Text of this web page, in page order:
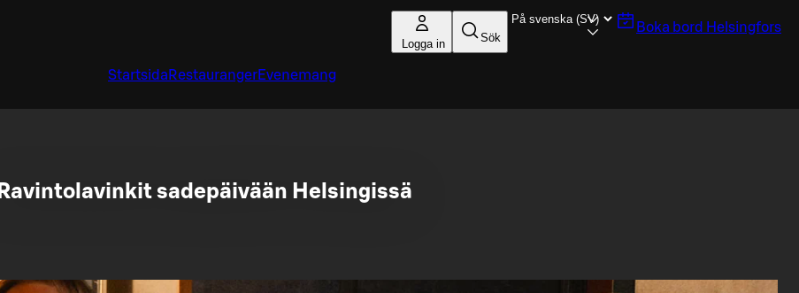
Logga in Sök
Boka bord Helsingfors
Startsida RestaurangerEvenemang
Ravintolavinkit sadepäivään Helsingissä